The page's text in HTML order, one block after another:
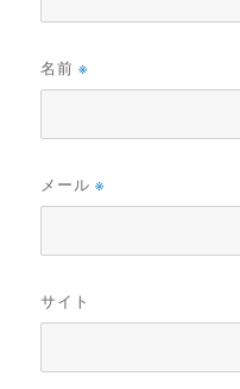
名前※
メール※
サイト